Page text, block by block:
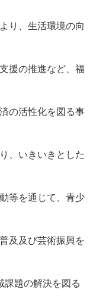
り、生活環境の向
援の推進など、福
の活性化を図る事
、いきいきとした
等を通じて、青少
及及び芸術振興を
課題の解決を図る